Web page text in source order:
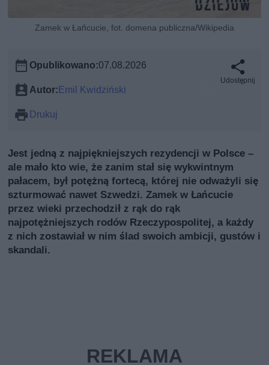
Zamek w Łańcucie, fot. domena publiczna/Wikipedia
Opublikowano:07.08.2026
Autor: Emil Kwidziński
Drukuj
Udostępnij
Jest jedną z najpiękniejszych rezydencji w Polsce –
ale mało kto wie, że zanim stał się wykwintnym
pałacem, był potężną fortecą, której nie odważyli się
szturmować nawet Szwedzi. Zamek w Łańcucie
przez wieki przechodził z rąk do rąk
najpotężniejszych rodów Rzeczypospolitej, a każdy
z nich zostawiał w nim ślad swoich ambicji, gustów i
skandali.